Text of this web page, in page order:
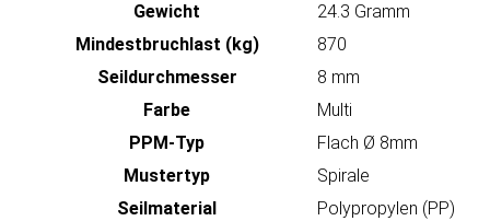
Gewicht
24.3 Gramm
Mindestbruchlast (kg)
870
Seildurchmesser
8 mm
Farbe
Multi
PPM-Typ
Flach Ø 8mm
Mustertyp
Spirale
Seilmaterial
Polypropylen (PP)